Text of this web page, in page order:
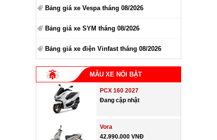
Bảng giá xe Vespa tháng 08/2026
Bảng giá xe SYM tháng 08/2026
Bảng giá xe điện Vinfast tháng 08/2026
MẪU XE NỔI BẬT
PCX 160 2027
Đang cập nhật
Vora
42.990.000 VNĐ